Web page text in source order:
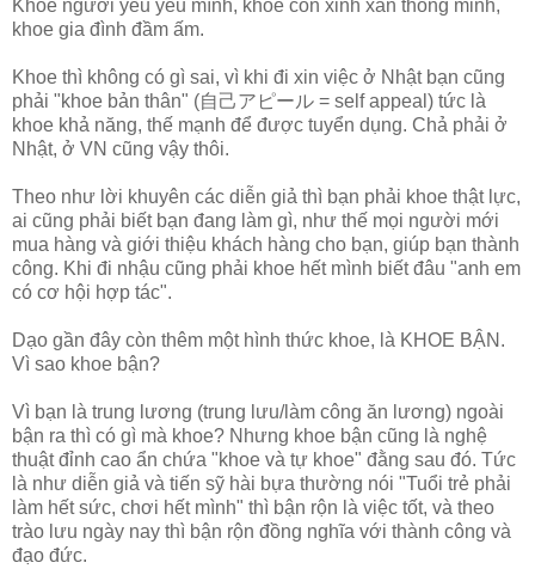
Khoe người yêu yêu mình, khoe con xinh xắn thông minh,
khoe gia đình đầm ấm.
Khoe thì không có gì sai, vì khi đi xin việc ở Nhật bạn cũng
phải "khoe bản thân" (自己アピール = self appeal) tức là
khoe khả năng, thế mạnh để được tuyển dụng. Chả phải ở
Nhật, ở VN cũng vậy thôi.
Theo như lời khuyên các diễn giả thì bạn phải khoe thật lực,
ai cũng phải biết bạn đang làm gì, như thế mọi người mới
mua hàng và giới thiệu khách hàng cho bạn, giúp bạn thành
công. Khi đi nhậu cũng phải khoe hết mình biết đâu "anh em
có cơ hội hợp tác".
Dạo gần đây còn thêm một hình thức khoe, là KHOE BẬN.
Vì sao khoe bận?
Vì bạn là trung lương (trung lưu/làm công ăn lương) ngoài
bận ra thì có gì mà khoe? Nhưng khoe bận cũng là nghệ
thuật đỉnh cao ẩn chứa "khoe và tự khoe" đằng sau đó. Tức
là như diễn giả và tiến sỹ hài bựa thường nói "Tuổi trẻ phải
làm hết sức, chơi hết mình" thì bận rộn là việc tốt, và theo
trào lưu ngày nay thì bận rộn đồng nghĩa với thành công và
đạo đức.